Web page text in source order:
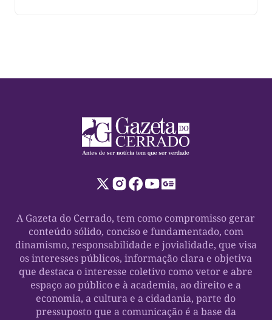
A Gazeta do Cerrado, tem como compromisso gerar
conteúdo sólido, conciso e fundamentado, com
dinamismo, responsabilidade e jovialidade, que visa
os interesses públicos, informação clara e objetiva
que destaca o interesse coletivo como vetor e abre
espaço ao público e à academia, ao direito e a
economia, a cultura e a cidadania, parte do
pressuposto que a comunicação é a base da